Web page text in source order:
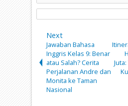
Next
Jawaban Bahasa
Inggris Kelas 9: Benar
atau Salah? Cerita
Perjalanan Andre dan
Monita ke Taman
Nasional